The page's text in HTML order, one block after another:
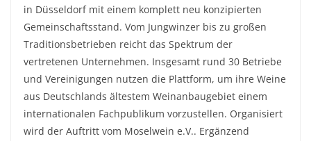
in Düsseldorf mit einem komplett neu konzipierten
Gemeinschaftsstand. Vom Jungwinzer bis zu großen
Traditionsbetrieben reicht das Spektrum der
vertretenen Unternehmen. Insgesamt rund 30 Betriebe
und Vereinigungen nutzen die Plattform, um ihre Weine
aus Deutschlands ältestem Weinanbaugebiet einem
internationalen Fachpublikum vorzustellen. Organisiert
wird der Auftritt vom Moselwein e.V.. Ergänzend